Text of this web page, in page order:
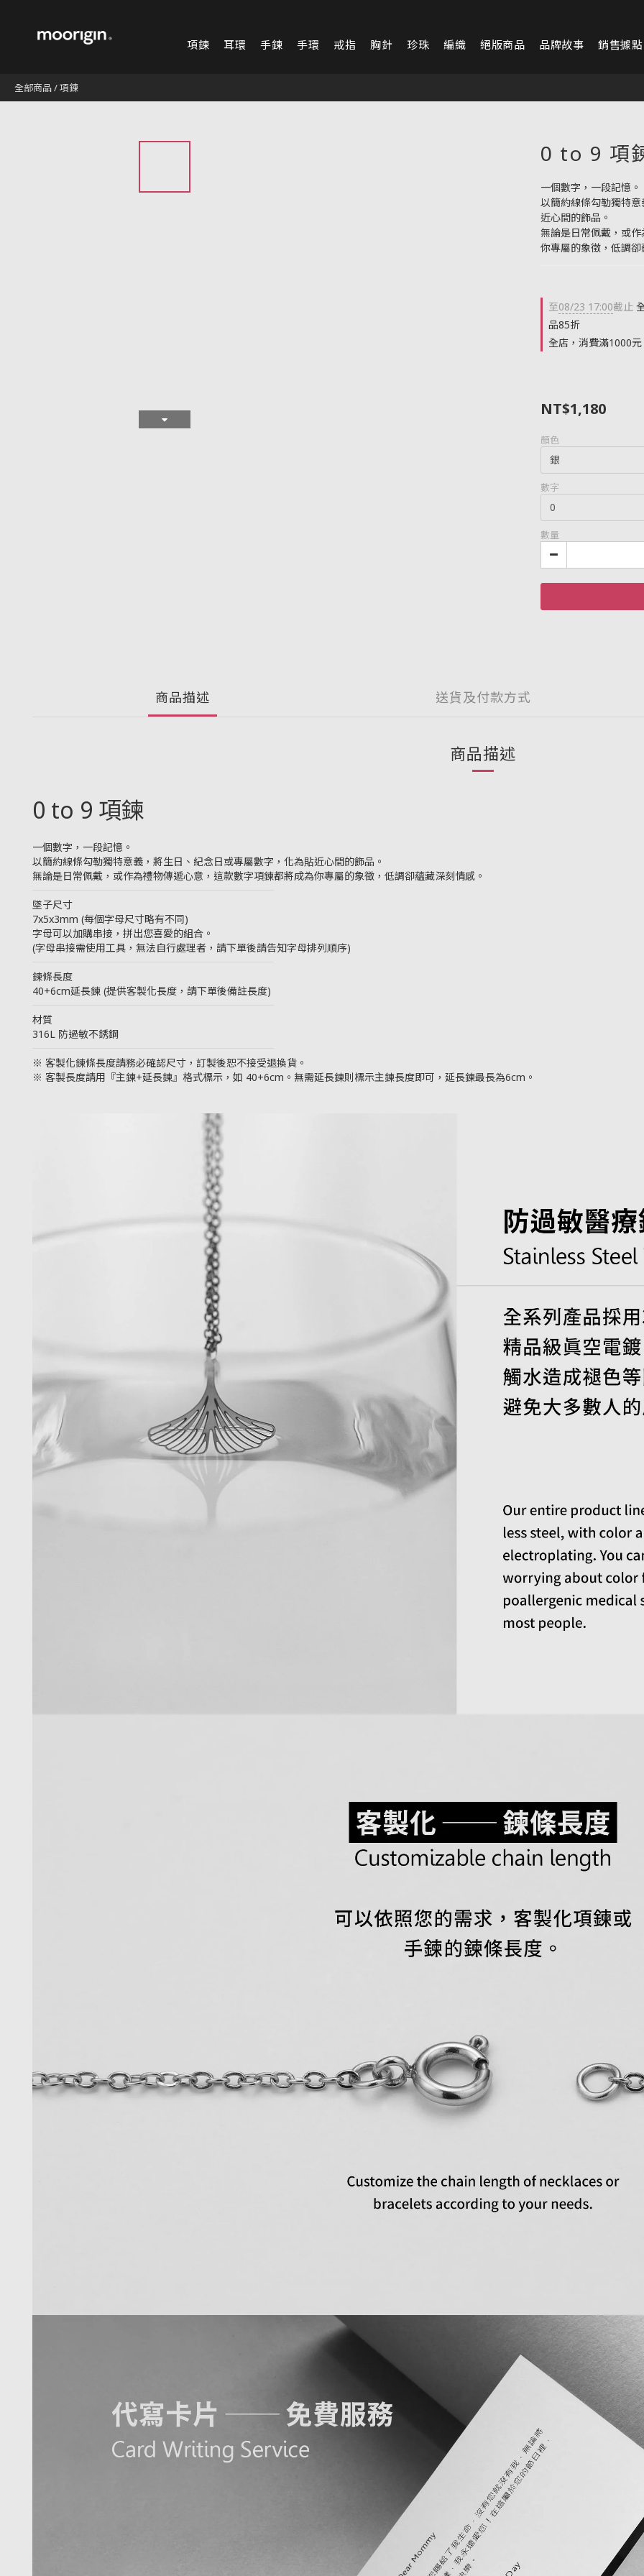
項鍊 耳環 手鍊 手環 戒指 胸針 珍珠 編織 絕版商品 品牌故事 銷售據點
全部商品/項鍊
0 to 9 項
一個數字，一段記憶。
以簡約線條勾勒獨特
近心間的飾品。
無論是日常佩戴，或
你專屬的象徵，低調
至08/23 17:00截止
品85折
全店，消費滿1000
NT$1,180
顏色
數字
數量
商品描述 送貨及付款方式
商品描述
0 to 9 項鍊
一個數字，一段記憶。
以簡約線條勾勒獨特意義，將生日、紀念日或專屬數字，化為貼近心間的飾品。
無論是日常佩戴，或作為禮物傳遞心意，這款數字項鍊都將成為你專屬的象徵，低調卻蘊藏深刻情感。
墜子尺寸
7x5x3mm (每個字母尺寸略有不同)
字母可以加購串接，拼出您喜愛的組合。
(字母串接需使用工具，無法自行處理者，請下單後請告知字母排列順序)
鍊條長度
40+6cm延長鍊 (提供客製化長度，請下單後備註長度)
材質
316L 防過敏不銹鋼
※ 客製化鍊條長度請務必確認尺寸，訂製後恕不接受退換貨。
※ 客製長度請用『主鍊+延長鍊』格式標示，如 40+6cm。無需延長鍊則標示主鍊長度即可，延長鍊最長為6cm。